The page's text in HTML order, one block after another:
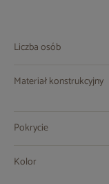
Liczba osób
Materiał konstrukcyjny
Pokrycie
Kolor